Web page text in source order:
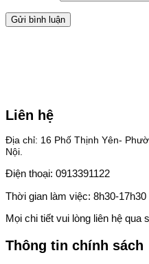
Liên hệ
Địa chỉ: 16 Phố Thịnh Yên-
Nội.
Điện thoại: 0913391122
Thời gian làm việc: 8h30-
Mọi chi tiết vui lòng liên hệ qua
Thông tin chính sách